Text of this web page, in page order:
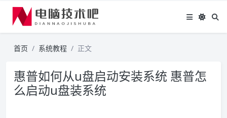
首页 系统教程 正文
惠普如何从u盘启动安装系统 惠普怎
么启动u盘装系统